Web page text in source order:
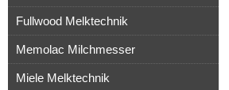
Fullwood Melktechnik
Memolac Milchmesser
Miele Melktechnik